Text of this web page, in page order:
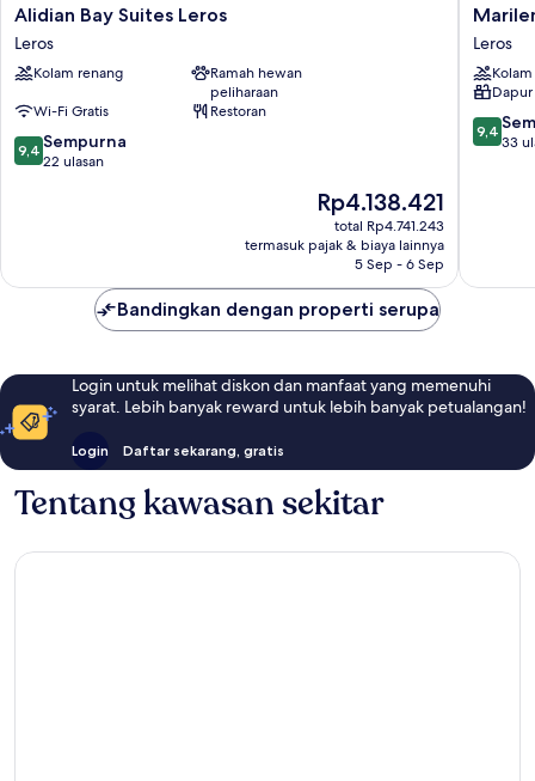
Alidian
Bay
Suites
Leros
Alidian Bay Suites Leros
Leros
Kolam renang
Ramah hewan
peliharaan
Wi-Fi Gratis
Restoran
9.4
dari
9,4 Sempurna
22 ulasan
Harga
sekarang
Rp4.138.421
Rp4.138.421
total Rp4.741.243
termasuk pajak & biaya lainnya
5 Sep - 6 Sep
Marilen
Leros
Leros
9.4
dari
9,4
33
Bandingkan dengan properti serupa
Login untuk melihat diskon dan manfaat yang memenuhi
syarat. Lebih banyak reward untuk lebih banyak petualangan!
Login Daftar sekarang, gratis
Tentang kawasan sekitar